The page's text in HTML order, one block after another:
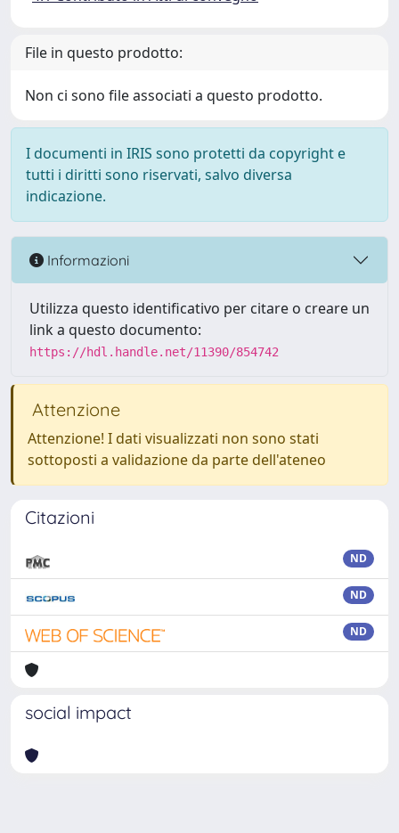
File in questo prodotto:
Non ci sono file associati a questo prodotto.
I documenti in IRIS sono protetti da copyright e
tutti i diritti sono riservati, salvo diversa
indicazione.
Informazioni
Utilizza questo identificativo per citare o creare un
link a questo documento:
https://hdl.handle.net/11390/854742
Attenzione
Attenzione! I dati visualizzati non sono stati
sottoposti a validazione da parte dell'ateneo
Citazioni
ND
ND
ND
social impact